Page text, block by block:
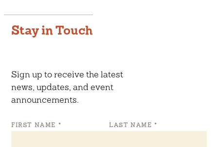
Stay in Touch
Sign up to receive the latest
news, updates, and event
announcements.
FIRST NAME * LAST NAME *